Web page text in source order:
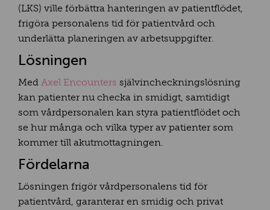
(LKS) ville förbättra hanteringen av patientflödet,
frigöra personalens tid för patientvård och
underlätta planeringen av arbetsuppgifter.
Lösningen
Med Axel Encounters självincheckningslösning
kan patienter nu checka in smidigt, samtidigt
som vårdpersonalen kan styra patientflödet och
se hur många och vilka typer av patienter som
kommer till akutmottagningen.
Fördelarna
Lösningen frigör vårdpersonalens tid för
patientvård, garanterar en smidig och privat